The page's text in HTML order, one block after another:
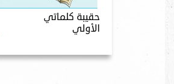
حقيبة كلماتي
الأولي